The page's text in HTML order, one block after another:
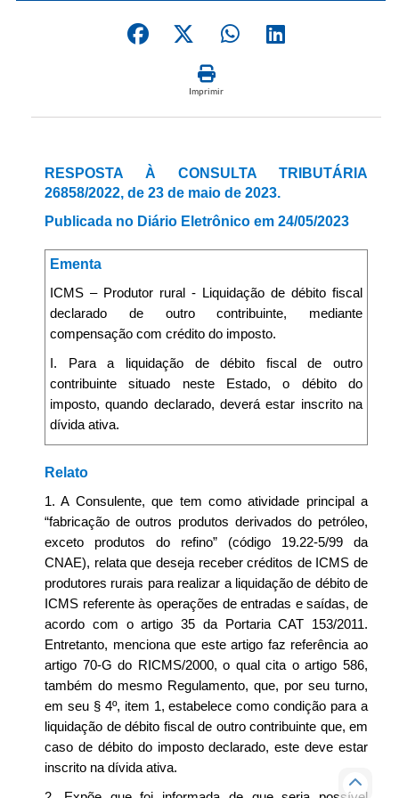
Imprimir
RESPOSTA À CONSULTA TRIBUTÁRIA
26858/2022, de 23 de maio de 2023.
Publicada no Diário Eletrônico em 24/05/2023
Ementa
ICMS – Produtor rural - Liquidação de débito fiscal
declarado de outro contribuinte, mediante
compensação com crédito do imposto.
I. Para a liquidação de débito fiscal de outro
contribuinte situado neste Estado, o débito do
imposto, quando declarado, deverá estar inscrito na
dívida ativa.
Relato
1. A Consulente, que tem como atividade principal a
“fabricação de outros produtos derivados do petróleo,
exceto produtos do refino” (código 19.22-5/99 da
CNAE), relata que deseja receber créditos de ICMS de
produtores rurais para realizar a liquidação de débito de
ICMS referente às operações de entradas e saídas, de
acordo com o artigo 35 da Portaria CAT 153/2011.
Entretanto, menciona que este artigo faz referência ao
artigo 70-G do RICMS/2000, o qual cita o artigo 586,
também do mesmo Regulamento, que, por seu turno,
em seu § 4º, item 1, estabelece como condição para a
liquidação de débito fiscal de outro contribuinte que, em
caso de débito do imposto declarado, este deve estar
inscrito na dívida ativa.